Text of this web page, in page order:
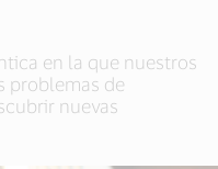
en la que nuestros
problemas de
nuevas